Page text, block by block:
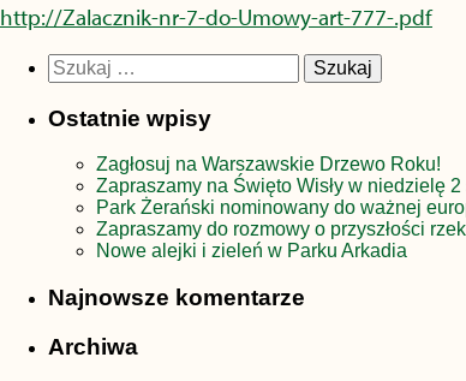
http://Zalacznik-nr-7-do-Umowy-art-777-.pdf
Szukaj:
Ostatnie wpisy
Zagłosuj na Warszawskie Drzewo Roku!
Zapraszamy na Święto Wisły w niedzielę
Park Żerański nominowany do ważnej
Zapraszamy do rozmowy o przyszłości rzek
Nowe alejki i zieleń w Parku Arkadia
Najnowsze komentarze
Archiwa